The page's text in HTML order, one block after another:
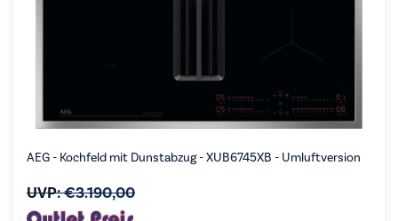
AEG - Kochfeld mit Dunstabzug - XUB6745XB - Umluftversion
UVP:€3.190,00